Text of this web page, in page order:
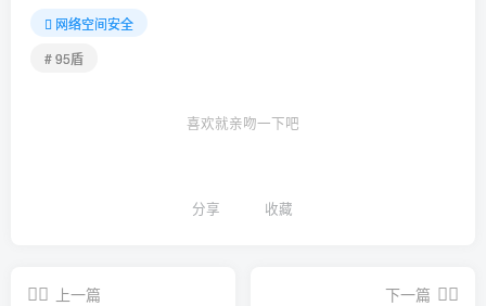
网络空间安全
# 95盾
喜欢就亲吻一下吧
分享 收藏
上一篇
下一篇